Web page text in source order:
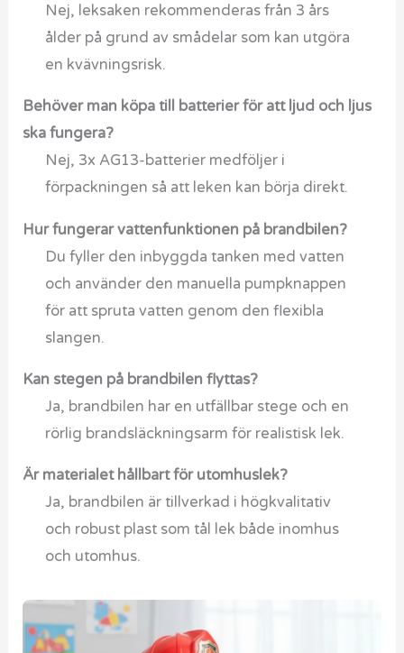
Nej, leksaken rekommenderas från 3 års
ålder på grund av smådelar som kan utgöra
en kvävningsrisk.
Behöver man köpa till batterier för att ljud och ljus
ska fungera?
Nej, 3x AG13-batterier medföljer i
förpackningen så att leken kan börja direkt.
Hur fungerar vattenfunktionen på brandbilen?
Du fyller den inbyggda tanken med vatten
och använder den manuella pumpknappen
för att spruta vatten genom den flexibla
slangen.
Kan stegen på brandbilen flyttas?
Ja, brandbilen har en utfällbar stege och en
rörlig brandsläckningsarm för realistisk lek.
Är materialet hållbart för utomhuslek?
Ja, brandbilen är tillverkad i högkvalitativ
och robust plast som tål lek både inomhus
och utomhus.